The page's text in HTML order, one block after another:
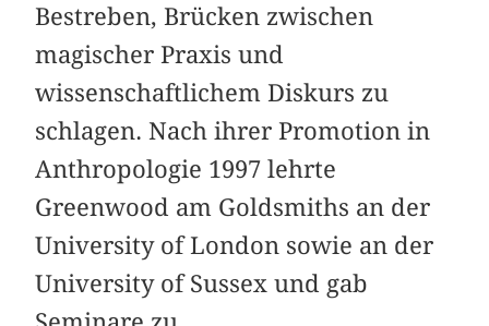
Bestreben, Brücken zwischen
magischer Praxis und
wissenschaftlichem Diskurs zu
schlagen. Nach ihrer Promotion in
Anthropologie 1997 lehrte
Greenwood am Goldsmiths an der
University of London sowie an der
University of Sussex und gab